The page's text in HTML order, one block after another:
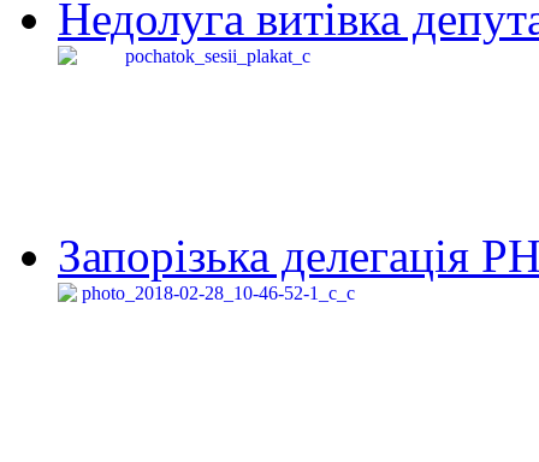
Недолуга витівка
Запорізька делегація